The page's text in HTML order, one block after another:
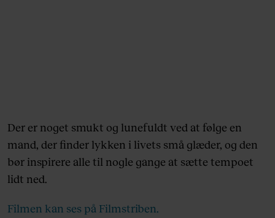
Der er noget smukt og lunefuldt ved at følge en
mand, der finder lykken i livets små glæder, og den
bør inspirere alle til nogle gange at sætte tempoet
lidt ned.
Filmen kan ses på Filmstriben.